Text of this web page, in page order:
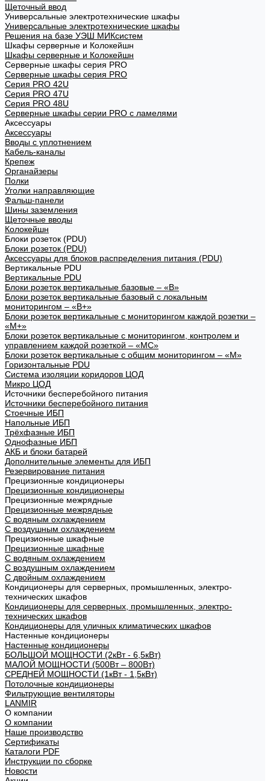
Щеточный ввод
Универсальные электротехнические шкафы
Универсальные электротехнические шкафы
Решения на базе УЭШ МИКсистем
Шкафы серверные и Колокейшн
Шкафы серверные и Колокейшн
Серверные шкафы серия PRO
Серверные шкафы серия PRO
Серия PRO 42U
Серия PRO 47U
Серия PRO 48U
Серверные шкафы серии PRO с ламелями
Аксессуары
Аксессуары
Вводы с уплотнением
Кабель-каналы
Крепеж
Органайзеры
Полки
Уголки направляющие
Фальш-панели
Шины заземления
Щеточные вводы
Колокейшн
Блоки розеток (PDU)
Блоки розеток (PDU)
Аксессуары для блоков распределения питания (PDU)
Вертикальные PDU
Вертикальные PDU
Блоки розеток вертикальные базовые – «В»
Блоки розеток вертикальные базовый с локальным
мониторингом – «В+»
Блоки розеток вертикальные с мониторингом каждой розетки –
«М+»
Блоки розеток вертикальные с мониторингом, контролем и
управлением каждой розеткой – «МС»
Блоки розеток вертикальные с общим мониторингом – «М»
Горизонтальные PDU
Система изоляции коридоров ЦОД
Микро ЦОД
Источники бесперебойного питания
Источники бесперебойного питания
Стоечные ИБП
Напольные ИБП
Трёхфазные ИБП
Однофазные ИБП
АКБ и блоки батарей
Дополнительные элементы для ИБП
Резервирование питания
Прецизионные кондиционеры
Прецизионные кондиционеры
Прецизионные межрядные
Прецизионные межрядные
С водяным охлаждением
С воздушным охлаждением
Прецизионные шкафные
Прецизионные шкафные
С водяным охлаждением
С воздушным охлаждением
С двойным охлаждением
Кондиционеры для серверных, промышленных, электро-
технических шкафов
Кондиционеры для серверных, промышленных, электро-
технических шкафов
Кондиционеры для уличных климатических шкафов
Настенные кондиционеры
Настенные кондиционеры
БОЛЬШОЙ МОЩНОСТИ (2кВт - 6,5кВт)
МАЛОЙ МОЩНОСТИ (500Вт – 800Вт)
СРЕДНЕЙ МОЩНОСТИ (1кВт - 1,5кВт)
Потолочные кондиционеры
Фильтрующие вентиляторы
LANMIR
О компании
О компании
Наше производство
Сертификаты
Каталоги PDF
Инструкции по сборке
Новости